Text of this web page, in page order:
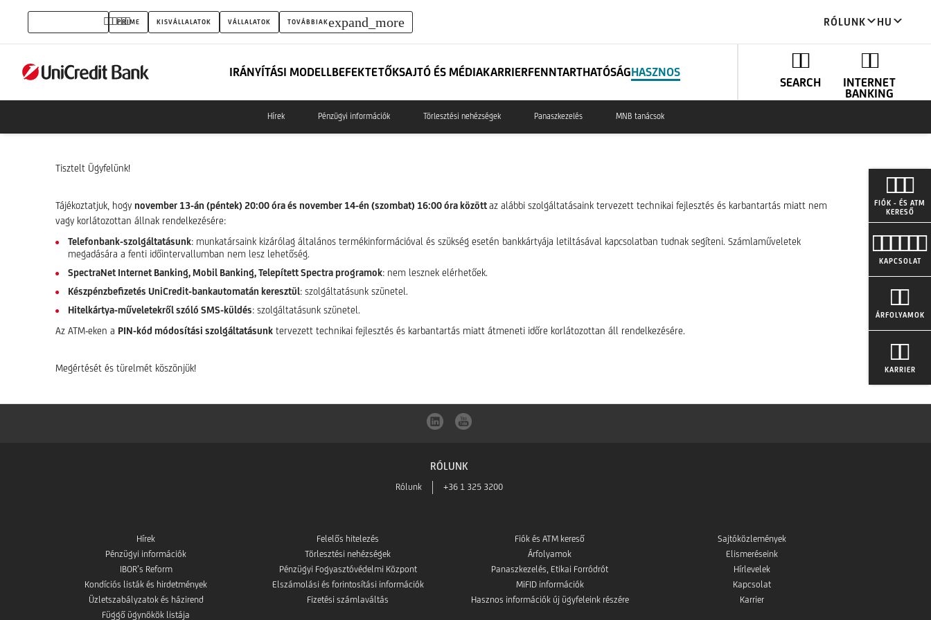
Technikai
fejlesztés
és
karbantartás
PRIME KISVÁLLALATOK VÁLLALATOK TOVÁBBIAKexpand_more RÓLUNK HU
IRÁNYÍTÁSI MODELLBEFEKTETŐKSAJTÓ ÉS MÉDIAKARRIERFENNTARTHATÓSÁGHASZNOS
SEARCH
INTERNET
BANKING
Hírek Pénzügyi információk Törlesztési nehézségek Panaszkezelés MNB tanácsok
FIÓK - ÉS ATM
KERESŐ
KAPCSOLAT
ÁRFOLYAMOK
KARRIER
Tisztelt Ügyfelünk!
Tájékoztatjuk, hogy november 13-án (péntek) 20:00 óra és november 14-én (szombat) 16:00 óra közöttaz alábbi szolgáltatásaink tervezett technikai fejlesztés és karbantartás miatt nem
vagy korlátozottan állnak rendelkezésére:
Telefonbank-szolgáltatásunk: munkatársaink kizárólag általános termékinformációval és szükség esetén bankkártyája letiltásával kapcsolatban tudnak segíteni. Számlaműveletek
megadására a fenti időintervallumban nem lesz lehetőség.
SpectraNet Internet Banking, Mobil Banking, Telepített Spectra programok: nem lesznek elérhetőek.
Készpénzbefizetés UniCredit-bankautomatán keresztül: szolgáltatásunk szünetel.
Hitelkártya-műveletekről szóló SMS-küldés: szolgáltatásunk szünetel.
Az ATM-eken a PIN-kód módosítási szolgáltatásunk tervezett technikai fejlesztés és karbantartás miatt átmeneti időre korlátozottan áll rendelkezésére.
Megértését és türelmét köszönjük!
RÓLUNK
Rólunk +36 1 325 3200
Hírek
Pénzügyi információk
IBOR’s Reform
Kondíciós listák és hirdetmények
Üzletszabályzatok és házirend
Függő ügynökök listája
Felelős hitelezés
Törlesztési nehézségek
Pénzügyi Fogyasztóvédelmi Központ
Elszámolási és forintosítási információk
Fizetési számlaváltás
Fiók és ATM kereső
Árfolyamok
Panaszkezelés, Etikai Forródrót
MiFID információk
Hasznos információk új ügyfeleink részére
Sajtóközlemények
Elismeréseink
Hírlevelek
Kapcsolat
Karrier